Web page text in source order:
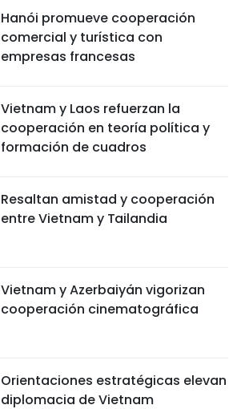
Hanói promueve cooperación
comercial y turística con
empresas francesas
Vietnam y Laos refuerzan la
cooperación en teoría política y
formación de cuadros
Resaltan amistad y cooperación
entre Vietnam y Tailandia
Vietnam y Azerbaiyán vigorizan
cooperación cinematográfica
Orientaciones estratégicas elevan
diplomacia de Vietnam